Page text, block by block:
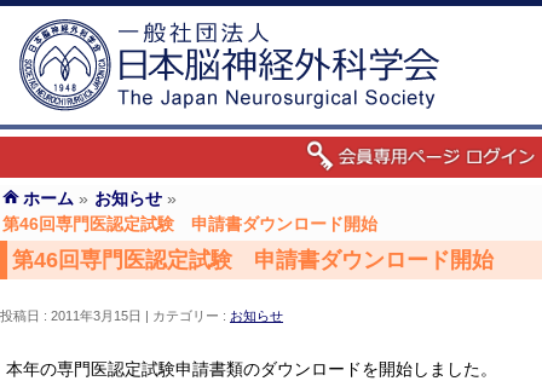
ホーム » お知らせ »
第46回専門医認定試験 申請書ダウンロード開始
第46回専門医認定試験 申請書ダウンロード開始
投稿日 : 2011年3月15日 カテゴリー : お知らせ
本年の専門医認定試験申請書類のダウンロードを開始しました。